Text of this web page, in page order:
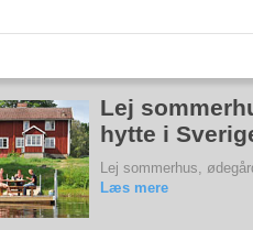
Lej
hytte i
Lej sommerhus,
Læs mere